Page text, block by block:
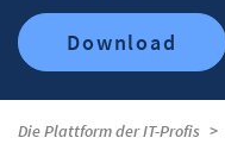
Download
Die Plattform der IT-Profis